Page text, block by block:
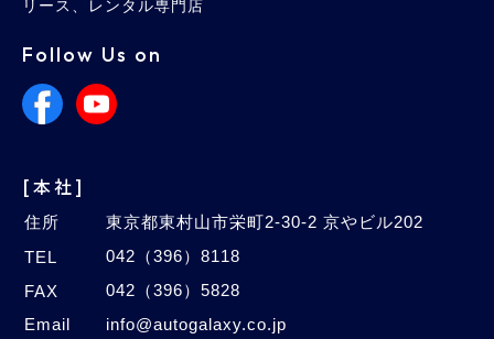
リース、レンタル専門店
Follow Us on
[本社]
住所
東京都東村山市栄町2-30-2 京やビル202
TEL
042（396）8118
FAX
042（396）5828
Email
info@autogalaxy.co.jp